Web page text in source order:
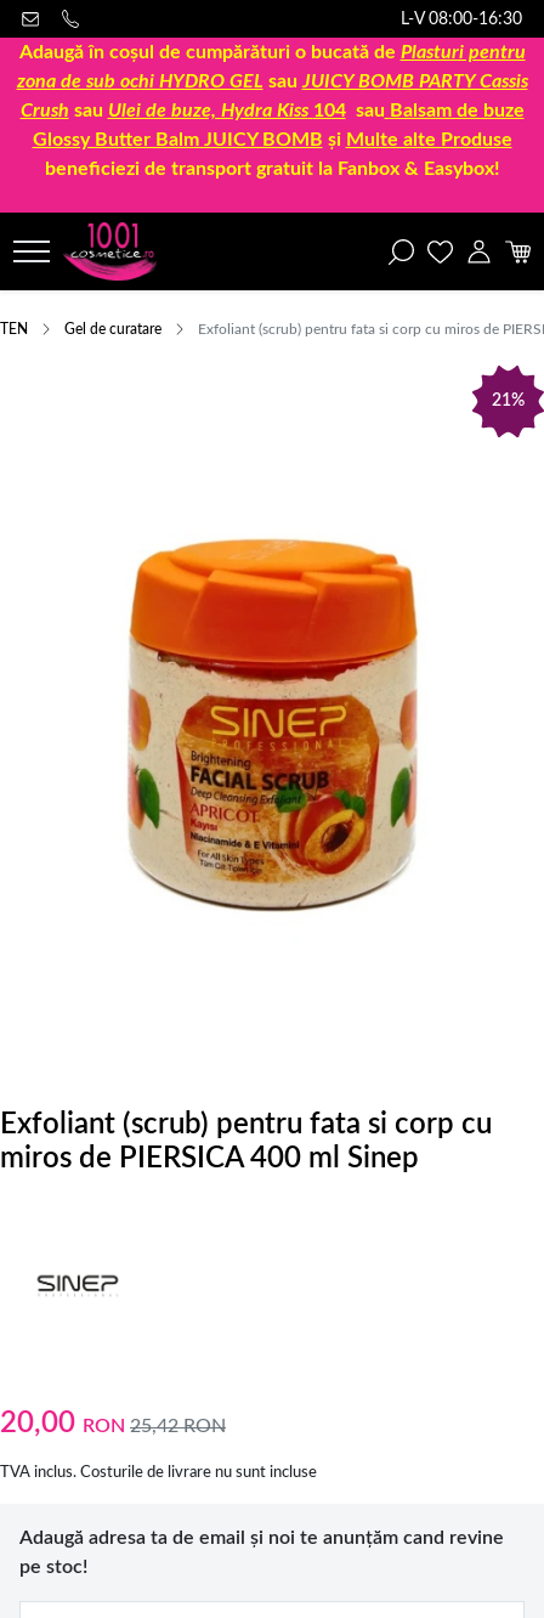
L-V 08:00-16:30
Adaugă în coșul de cumpărături o bucată de Plasturi pentru
zona de sub ochi HYDRO GEL sau JUICY BOMB PARTY Cassis
Crush sau Ulei de buze, Hydra Kiss 104sau Balsam de buze
Glossy Butter Balm JUICY BOMB și Multe alte Produse
beneficiezi de transport gratuit la Fanbox & Easybox!
TEN Gel de curatare Exfoliant (scrub) pentru fata si corp cu miros de
21%
Exfoliant (scrub) pentru fata si corp cu
miros de PIERSICA 400 ml Sinep
20,00 RON 25,42RON
TVA inclus. Costurile de livrare nu sunt incluse
Adaugă adresa ta de email și noi te anunțăm cand revine
pe stoc!